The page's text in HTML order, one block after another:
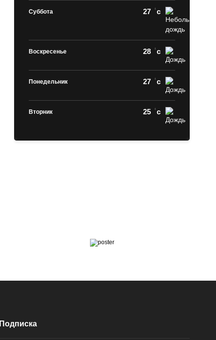
Суббота 27 c
Воскресенье 28 c
Понедельник 27 c
Вторник 25 c
Подписка